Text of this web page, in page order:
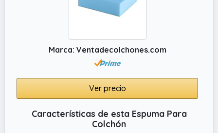
Marca: Ventadecolchones.com
Ver precio
Características de esta Espuma Para
Colchón